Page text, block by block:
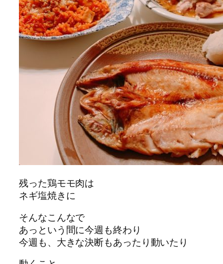
残った鶏モモ肉は
ネギ塩焼きに
そんなこんなで
あっという間に今週も終わり
今週も、大きな決断もあったり動いたり